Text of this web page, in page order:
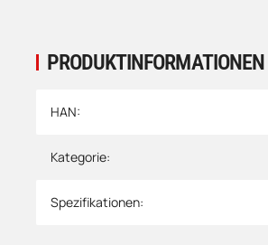
PRODUKTINFORMATIONEN
Produkteigenschaft
Wert
HAN:
Kategorie:
Spezifikationen: